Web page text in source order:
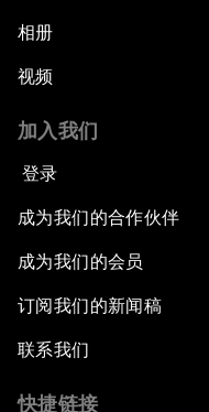
相册
视频
加入我们
登录
成为我们的合作伙伴
成为我们的会员
订阅我们的新闻稿
联系我们
快捷链接